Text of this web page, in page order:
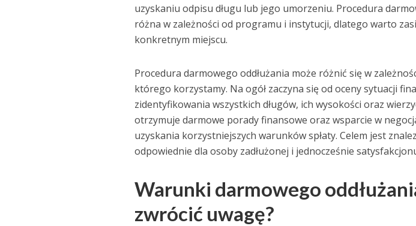
uzyskaniu odpisu długu lub jego umorzeniu. Procedura
różna w zależności od programu i instytucji, dlatego warto
konkretnym miejscu.
Procedura darmowego oddłużania może różnić się w
którego korzystamy. Na ogół zaczyna się od oceny sytuacji
zidentyfikowania wszystkich długów, ich wysokości oraz
otrzymuje darmowe porady finansowe oraz wsparcie w
uzyskania korzystniejszych warunków spłaty. Celem jest
odpowiednie dla osoby zadłużonej i jednocześnie
Warunki darmowego
zwrócić uwagę?